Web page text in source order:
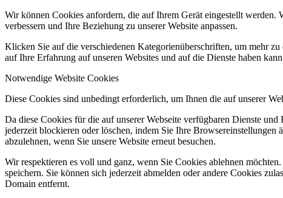
Wir können Cookies anfordern, die auf Ihrem Gerät eingestellt
verbessern und Ihre Beziehung zu unserer Website anpassen.
Klicken Sie auf die verschiedenen Kategorienüberschriften, um mehr
auf Ihre Erfahrung auf unseren Websites und auf die Dienste haben
Notwendige Website Cookies
Diese Cookies sind unbedingt erforderlich, um Ihnen die auf unserer
Da diese Cookies für die auf unserer Webseite verfügbaren Dienste
jederzeit blockieren oder löschen, indem Sie Ihre
abzulehnen, wenn Sie unsere Website erneut besuchen.
Wir respektieren es voll und ganz, wenn Sie Cookies ablehnen
speichern. Sie können sich jederzeit abmelden oder andere Cookies
Domain entfernt.